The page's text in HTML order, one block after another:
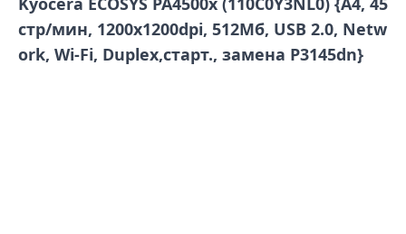
стр/мин, 1200x1200dpi, 512Мб, USB 2.0, Netw
ork, Wi-Fi, Duplex,старт., замена P3145dn}